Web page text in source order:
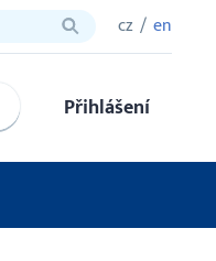
cz en
Přihlášení